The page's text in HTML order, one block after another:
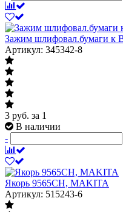
Зажим шлифовал.бумаги к
Артикул: 345342-8
3 руб. за 1
В наличии
-
Якорь 9565CH, MAKITA
Артикул: 515243-6